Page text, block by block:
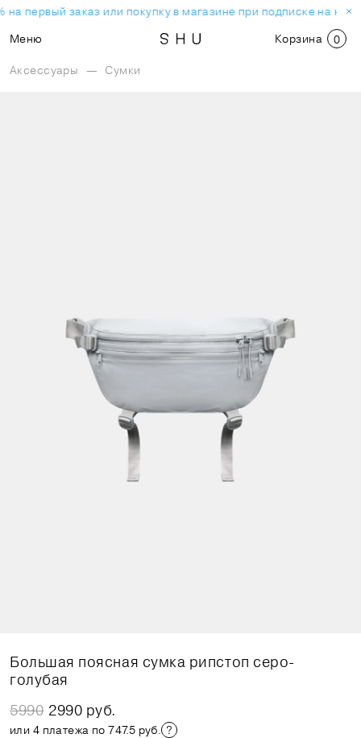
на первый заказ или покупку в магазине при подписке на
Меню
Корзина 0
Аксессуары — Сумки
Большая поясная сумка рипстоп серо-
голубая
5990 2990 руб.
или 4 платежа по 747.5 руб.